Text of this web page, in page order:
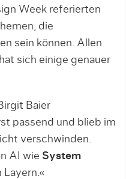
Week referierten
die
sein können. Allen
sich einige genauer
Baier
passend und blieb im
verschwinden.
AI wie System